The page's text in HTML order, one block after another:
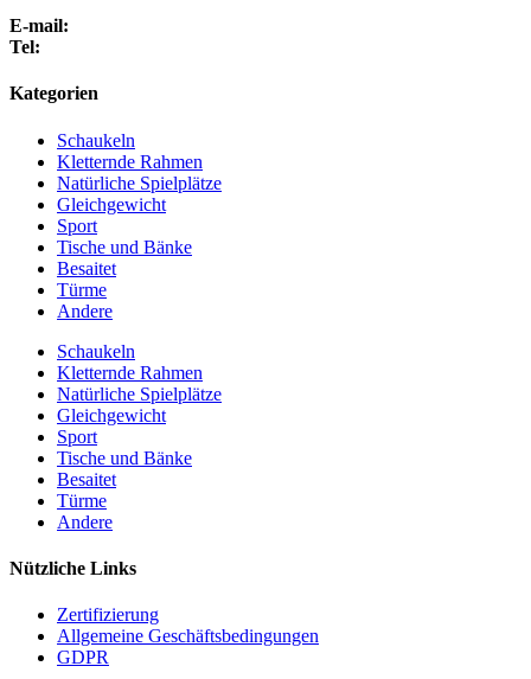
E-mail:
Tel:
Kategorien
Schaukeln
Kletternde Rahmen
Natürliche Spielplätze
Gleichgewicht
Sport
Tische und Bänke
Besaitet
Türme
Andere
Schaukeln
Kletternde Rahmen
Natürliche Spielplätze
Gleichgewicht
Sport
Tische und Bänke
Besaitet
Türme
Andere
Nützliche Links
Zertifizierung
Allgemeine Geschäftsbedingungen
GDPR